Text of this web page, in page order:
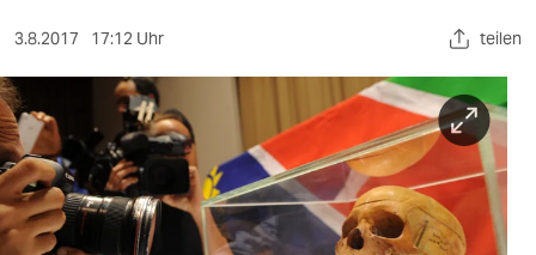
nord
wahrheit
verlag
3.8.2017 17:12 Uhr teilen